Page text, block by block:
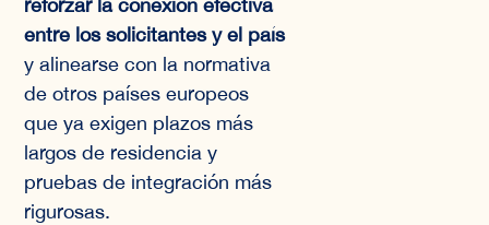
reforzar la conexión efectiva
entre los solicitantes y el país
y alinearse con la normativa
de otros países europeos
que ya exigen plazos más
largos de residencia y
pruebas de integración más
rigurosas.